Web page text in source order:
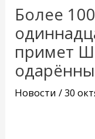
Более
примет
Новости /30
записям